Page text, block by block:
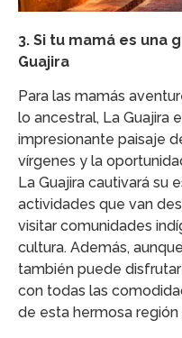
3. Si tu mamá es una
Guajira
Para las mamás
lo ancestral, La Guajira
impresionante paisaje
vírgenes y la
La Guajira cautivará su
actividades que van
visitar comunidades
cultura. Además,
también puede
con todas las
de esta hermosa